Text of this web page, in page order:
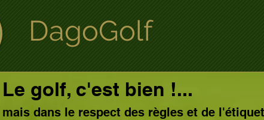
DagoGolf
Le golf, c'est bien !...
mais dans le respect des règles et de